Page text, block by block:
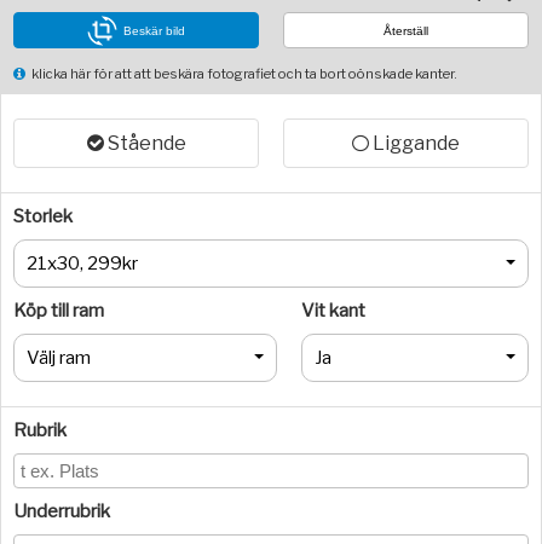
Beskär bild Återställ
klicka här för att att beskära fotografiet och ta bort oönskade kanter.
Stående Liggande
Storlek
21x30, 299kr
Köp till ram
Välj ram
Vit kant
Ja
Rubrik
Underrubrik